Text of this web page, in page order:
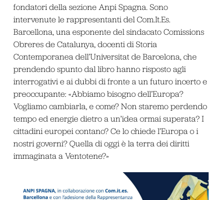
fondatori della sezione Anpi Spagna. Sono
intervenute le rappresentanti del Com.It.Es.
Barcellona, una esponente del sindacato Comissions
Obreres de Catalunya, docenti di Storia
Contemporanea dell’Universitat de Barcelona, che
prendendo spunto dal libro hanno risposto agli
interrogativi e ai dubbi di fronte a un futuro incerto e
preoccupante: «Abbiamo bisogno dell’Europa?
Vogliamo cambiarla, e come? Non staremo perdendo
tempo ed energie dietro a un’idea ormai superata? I
cittadini europei contano? Ce lo chiede l’Europa o i
nostri governi? Quella di oggi è la terra dei diritti
immaginata a Ventotene?»